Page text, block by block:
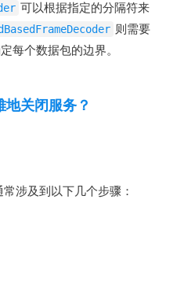
可以根据指定的分隔符来
则需要
每个数据包的边界。
地关闭服务？
涉及到以下几个步骤：